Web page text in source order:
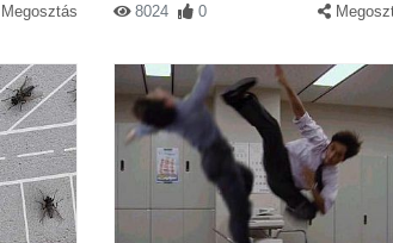
Megosztás 8024 0